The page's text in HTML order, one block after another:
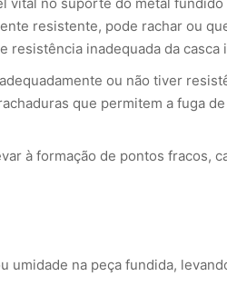
resistente, pode rachar ou
resistência inadequada da casca
ou não tiver
que permitem a fuga
à formação de pontos fracos,
na peça fundida,